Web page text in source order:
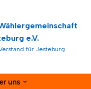
e.V.
für Jesteburg
uns